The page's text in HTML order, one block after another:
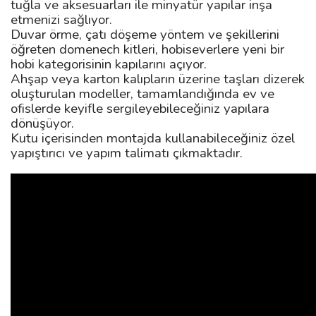
tuğla ve aksesuarları ile minyatür yapılar inşa
etmenizi sağlıyor.
Duvar örme, çatı döşeme yöntem ve şekillerini
öğreten domenech kitleri, hobiseverlere yeni bir
hobi kategorisinin kapılarını açıyor.
Ahşap veya karton kalıpların üzerine taşları dizerek
oluşturulan modeller, tamamlandığında ev ve
ofislerde keyifle sergileyebileceğiniz yapılara
dönüşüyor.
Kutu içerisinden montajda kullanabileceğiniz özel
yapıştırıcı ve yapım talimatı çıkmaktadır.